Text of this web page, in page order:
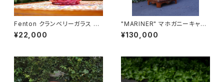
Fenton クランベリーガラス ピ
ッチャー
¥22,000
"MARINER" マホガニーキャビ
ネット
¥130,000